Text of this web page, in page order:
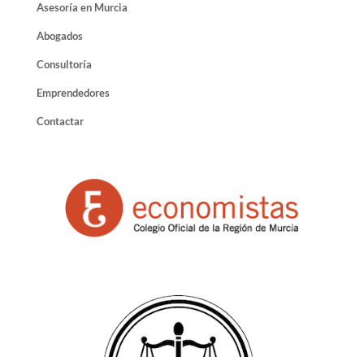
Asesoría en Murcia
Abogados
Consultoría
Emprendedores
Contactar